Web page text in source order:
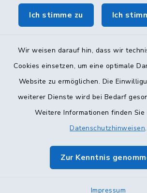
Ich stimme zu Ich
Wir weisen darauf hin, dass wir
Cookies einsetzen, um eine optimale
Website zu ermöglichen. Die
weiterer Dienste wird bei Bedarf
Weitere Informationen finden Sie
Datenschutzhinweisen.
Zur Kenntnis
Impressum
Barrierefreiheit